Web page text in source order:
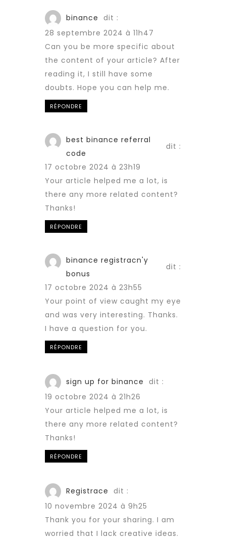
binance dit :
28 septembre 2024 à 11h47
Can you be more specific about
the content of your article? After
reading it, I still have some
doubts. Hope you can help me.
RÉPONDRE
best binance referral
code
dit :
17 octobre 2024 à 23h19
Your article helped me a lot, is
there any more related content?
Thanks!
RÉPONDRE
binance registracn'y
bonus
dit :
17 octobre 2024 à 23h55
Your point of view caught my eye
and was very interesting. Thanks.
I have a question for you.
RÉPONDRE
sign up for binance dit :
19 octobre 2024 à 21h26
Your article helped me a lot, is
there any more related content?
Thanks!
RÉPONDRE
Registrace dit :
10 novembre 2024 à 9h25
Thank you for your sharing. I am
worried that I lack creative ideas.